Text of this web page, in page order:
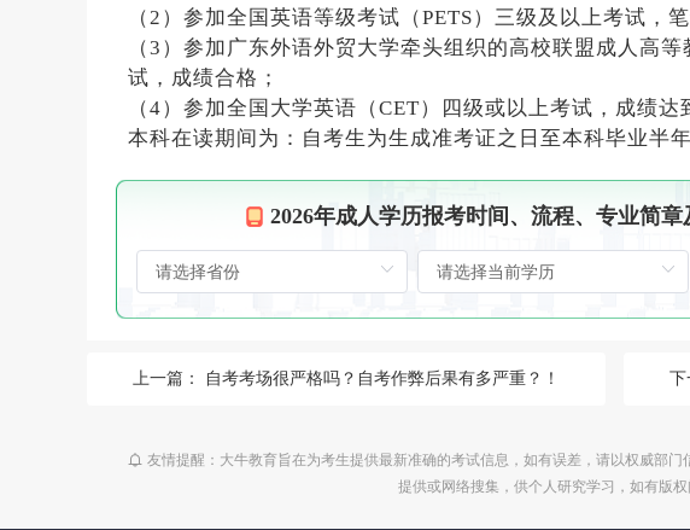
（2）参加全国英语等级考试（PETS）三级及以上考试，
（3）参加广东外语外贸大学牵头组织的高校联盟成人高
试，成绩合格；
（4）参加全国大学英语（CET）四级或以上考试，成绩达
本科在读期间为：自考生为生成准考证之日至本科毕业半年
2026年成人学历报考时间、流程、专业简章
上一篇： 自考考场很严格吗？自考作弊后果有多严重？！ 下
友情提醒：大牛教育旨在为考生提供最新准确的考试信息，如有误差，请以权威部
提供或网络搜集，供个人研究学习，如有版权